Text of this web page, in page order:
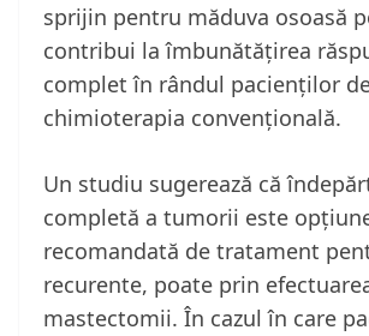
sprijin pentru măduva osoasă
contribui la îmbunătățirea
complet în rândul pacienților
chimioterapia convențională.
Un studiu sugerează că
completă a tumorii este
recomandată de tratament
recurente, poate prin
mastectomii. În cazul în care